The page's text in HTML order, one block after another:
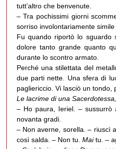
tutt’altro che benvenute.
– Tra pochissimi giorni
sorriso involontariamente
Fu quando riportò lo
dolore tanto grande quanto
durante lo scontro armato.
Perché una stilettata del
due parti nette. Una sfera di
pagliericcio. Vi lasciò un tondo,
Le lacrime di una
– Ho paura, Ieriel. –
novanta gradi.
– Non averne, sorella. – riuscì
così salda. – Non tu. Maitu. –